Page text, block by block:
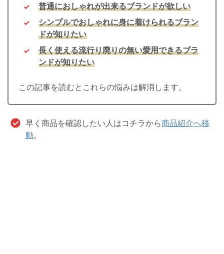
普通におしゃれが出来るブランドが欲しい
シンプルでおしゃれに身に着けられるブラン
ドが知りたい
長く使える流行り廃りの無い愛用できるブラ
ンドが知りたい
この記事を読むとこれらの悩みは解消します。
早く商品を確認したい人はコチラから商品紹介へ移
動。